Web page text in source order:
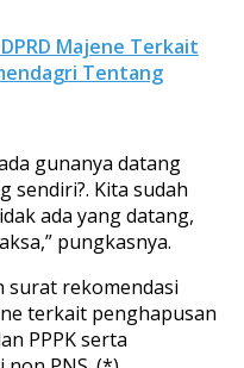
Majene Terkait
Tentang
gunanya datang
sendiri?. Kita sudah
ada yang datang,
pungkasnya.
surat rekomendasi
terkait penghapusan
PPPK serta